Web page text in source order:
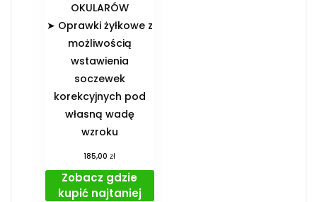
OKULARÓW️
➤ Oprawki żyłkowe z
możliwością
wstawienia
soczewek
korekcyjnych pod
własną wadę
wzroku
185,00zł
Zobacz gdzie
kupić najtaniej